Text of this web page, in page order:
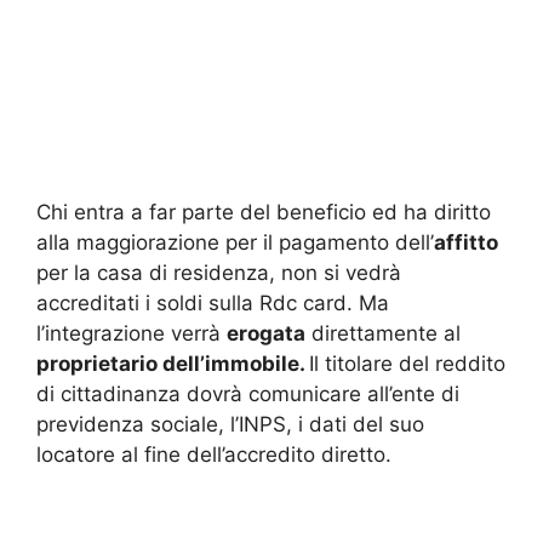
Chi entra a far parte del beneficio ed ha diritto
alla maggiorazione per il pagamento dell’affitto
per la casa di residenza, non si vedrà
accreditati i soldi sulla Rdc card. Ma
l’integrazione verrà erogata direttamente al
proprietario dell’immobile. Il titolare del reddito
di cittadinanza dovrà comunicare all’ente di
previdenza sociale, l’INPS, i dati del suo
locatore al fine dell’accredito diretto.